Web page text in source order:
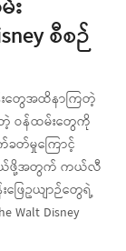
း
စီစဉ်
န်းတွေအထိနာကြတဲ့
တဲ့ ဝန်ထမ်းတွေကို
တ်မှုကြောင့်
ဆယ်ဖို့အတွက် ကယ်လီ
ြေဥယျာဉ်တွေရဲ့
Disney